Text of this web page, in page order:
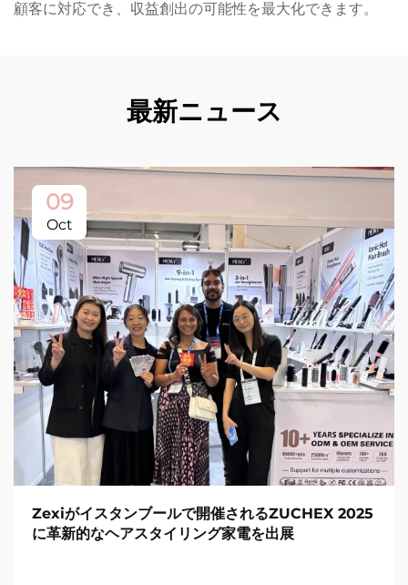
顧客に対応でき、収益創出の可能性を最大化できます。
最新ニュース
09
Oct
Zexiがイスタンブールで開催されるZUCHEX 2025
に革新的なヘアスタイリング家電を出展